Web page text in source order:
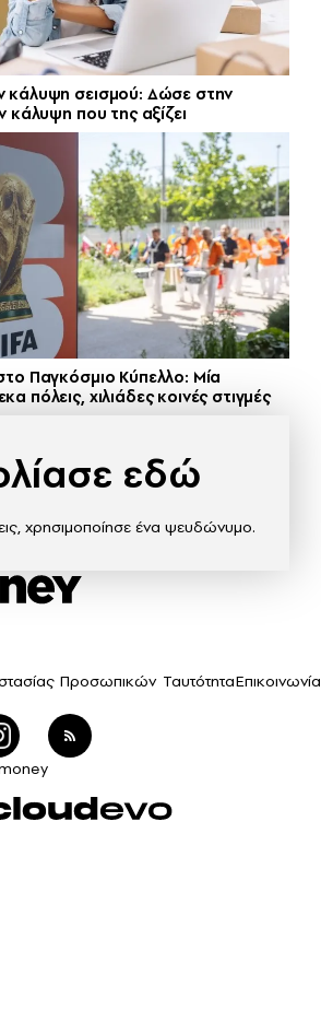
κάλυψη σεισμού: Δώσε στην
κάλυψη που της αξίζει
Παγκόσμιο Kύπελλο: Μία
πόλεις, χιλιάδες κοινές στιγμές
εδώ
χρησιμοποίησε ένα ψευδώνυμο.
Προσωπικών ΤαυτότηταΕπικοινωνία